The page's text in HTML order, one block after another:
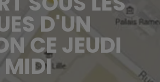
D'UN
CE JEUDI
MIDI